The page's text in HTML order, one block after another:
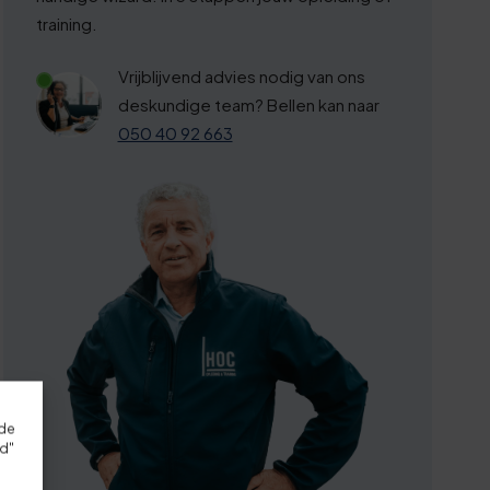
training.
Vrijblijvend advies nodig van ons
deskundige team? Bellen kan naar
050 40 92 663